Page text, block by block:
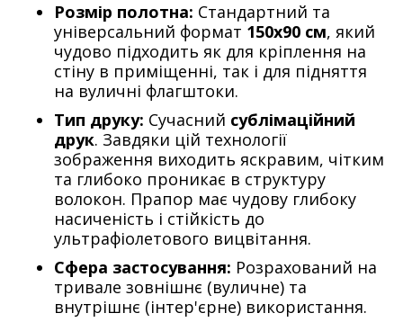
Розмір полотна: Стандартний та
універсальний формат 150х90 см, який
чудово підходить як для кріплення на
стіну в приміщенні, так і для підняття
на вуличні флагштоки.
Тип друку: Сучасний сублімаційний
друк. Завдяки цій технології
зображення виходить яскравим, чітким
та глибоко проникає в структуру
волокон. Прапор має чудову глибоку
насиченість і стійкість до
ультрафіолетового вицвітання.
Сфера застосування: Розрахований на
тривале зовнішнє (вуличне) та
внутрішнє (інтер'єрне) використання.